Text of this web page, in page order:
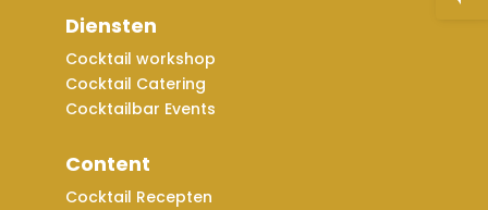
Diensten
Cocktail workshop
Cocktail Catering
Cocktailbar Events
Content
Cocktail Recepten